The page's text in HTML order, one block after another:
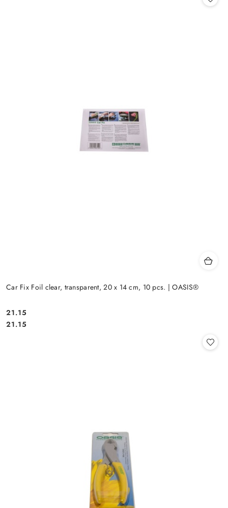
Car Fix Foil clear, transparent, 20 x 14 cm, 10 pcs. | OASIS®
Cena:
21.15
Cena:
21.15